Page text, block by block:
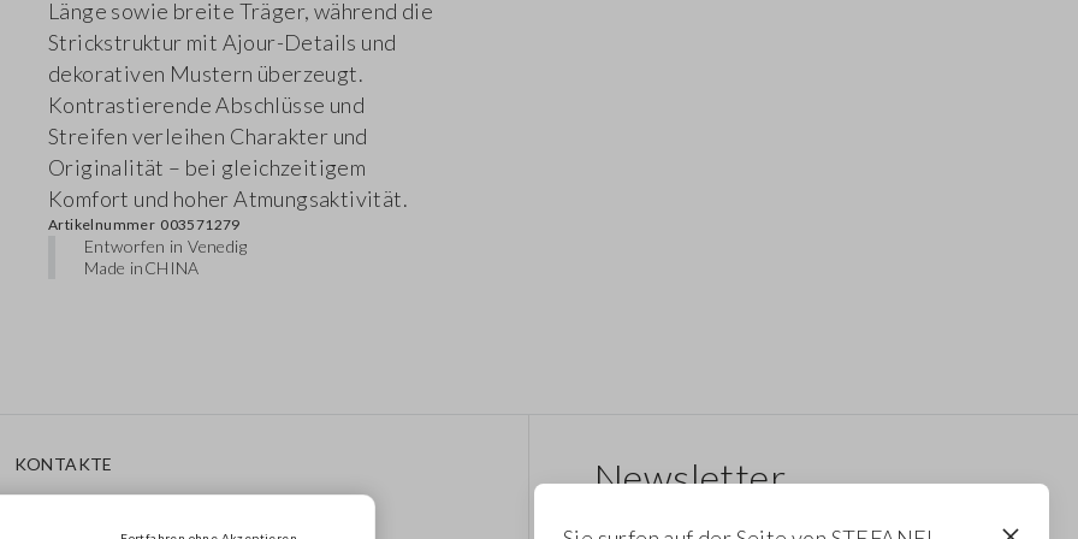
Länge sowie breite Träger, während die
Strickstruktur mit Ajour-Details und
dekorativen Mustern überzeugt.
Kontrastierende Abschlüsse und
Streifen verleihen Charakter und
Originalität – bei gleichzeitigem
Komfort und hoher Atmungsaktivität.
Artikelnummer 003571279
Entworfen in Venedig
Made inCHINA
KONTAKTE
Rufen Sie Uns An: 041
Newsletter